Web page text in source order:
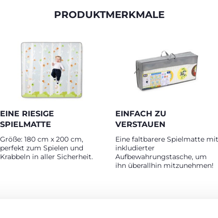
PRODUKTMERKMALE
EINE RIESIGE
SPIELMATTE
Größe: 180 cm x 200 cm,
perfekt zum Spielen und
Krabbeln in aller Sicherheit.
EINFACH ZU
VERSTAUEN
Eine faltbarere Spielmatte mit
inkludierter
Aufbewahrungstasche, um
ihn überallhin mitzunehmen!